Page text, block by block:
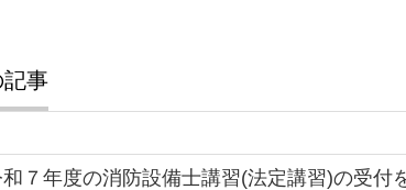
事
７年度の消防設備士講習(法定講習)の受付